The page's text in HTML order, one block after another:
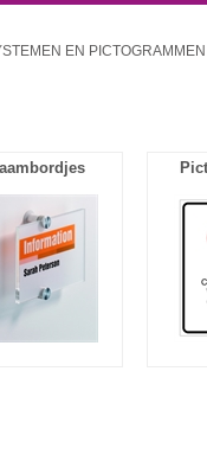
EN PICTOGRAMMEN